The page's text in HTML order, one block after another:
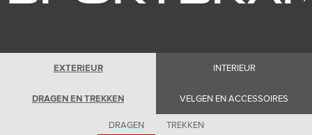
Switzerland (French)
Switzerland (Italian)
United Kingdom (English)
EXTERIEUR INTERIEUR
DRAGEN EN TREKKEN VELGEN EN ACCESSOIRES
DRAGEN TREKKEN